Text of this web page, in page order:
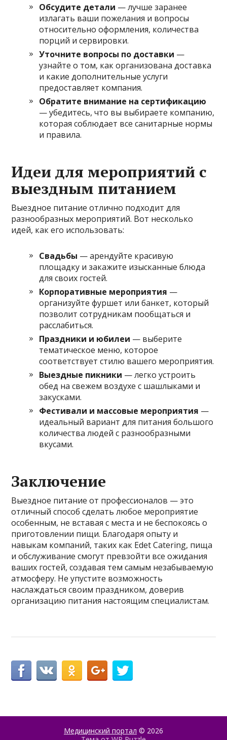
Обсудите детали — лучше заранее
излагать ваши пожелания и вопросы
относительно оформления, количества
порций и сервировки.
Уточните вопросы по доставки —
узнайте о том, как организована доставка
и какие дополнительные услуги
предоставляет компания.
Обратите внимание на сертификацию
— убедитесь, что вы выбираете компанию,
которая соблюдает все санитарные нормы
и правила.
Идеи для мероприятий с
выездным питанием
Выездное питание отлично подходит для
разнообразных мероприятий. Вот несколько
идей, как его использовать:
Свадьбы — арендуйте красивую
площадку и закажите изысканные блюда
для своих гостей.
Корпоративные мероприятия —
организуйте фуршет или банкет, который
позволит сотрудникам пообщаться и
расслабиться.
Праздники и юбилеи — выберите
тематическое меню, которое
соответствует стилю вашего мероприятия.
Выездные пикники — легко устроить
обед на свежем воздухе с шашлыками и
закусками.
Фестивали и массовые мероприятия —
идеальный вариант для питания большого
количества людей с разнообразными
вкусами.
Заключение
Выездное питание от профессионалов — это
отличный способ сделать любое мероприятие
особенным, не вставая с места и не беспокоясь о
приготовлении пищи. Благодаря опыту и
навыкам компаний, таких как Edet Catering, пища
и обслуживание смогут превзойти все ожидания
ваших гостей, создавая тем самым незабываемую
атмосферу. Не упустите возможность
наслаждаться своим праздником, доверив
организацию питания настоящим специалистам.
Медицинский портал © 2026